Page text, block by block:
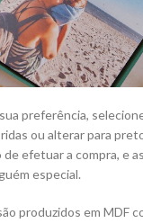
preferência,
ou alterar para
efetuar a compra, e
especial.
produzidos em MDF